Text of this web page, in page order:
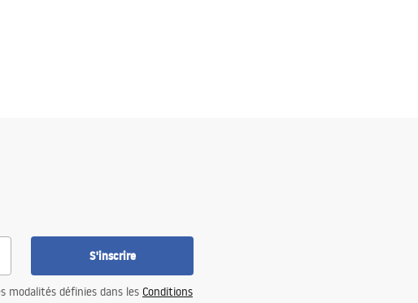
S'inscrire
modalités définies dans les Conditions